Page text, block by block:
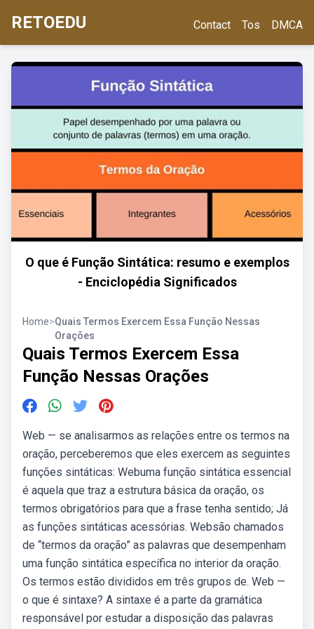
RETOEDU Contact Tos DMCA
O que é Função Sintática: resumo e exemplos
- Enciclopédia Significados
Home>Quais Termos Exercem Essa Função Nessas
Orações
Quais Termos Exercem Essa
Função Nessas Orações
Web — se analisarmos as relações entre os termos na
oração, perceberemos que eles exercem as seguintes
funções sintáticas: Webuma função sintática essencial
é aquela que traz a estrutura básica da oração, os
termos obrigatórios para que a frase tenha sentido; Já
as funções sintáticas acessórias. Websão chamados
de “termos da oração” as palavras que desempenham
uma função sintática específica no interior da oração.
Os termos estão divididos em três grupos de. Web —
o que é sintaxe? A sintaxe é a parte da gramática
responsável por estudar a disposição das palavras